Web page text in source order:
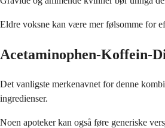
Eldre voksne kan være mer følsomme for
Acetaminophen-Koffein-
Det vanligste merkenavnet for denne
ingredienser.
Noen apoteker kan også føre generiske